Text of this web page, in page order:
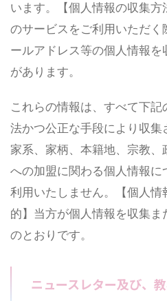
います。【個人情報の収集
のサービスをご利用いただく
ールアドレス等の個人情報
があります。
これらの情報は、すべて下
法かつ公正な手段により収集
家系、家柄、本籍地、宗教
への加盟に関わる個人情報に
利用いたしません。【個人情
的】当方が個人情報を収集
のとおりです。
ニュースレター及び、